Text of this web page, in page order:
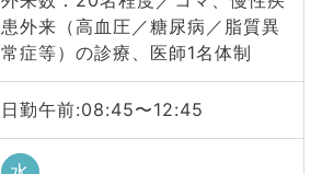
患外来（高血圧／糖尿病／脂質異
常症等）の診療、医師1名体制
日勤午前:08:45〜12:45